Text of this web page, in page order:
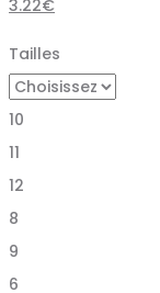
3.22€
Tailles
10
11
12
8
9
6